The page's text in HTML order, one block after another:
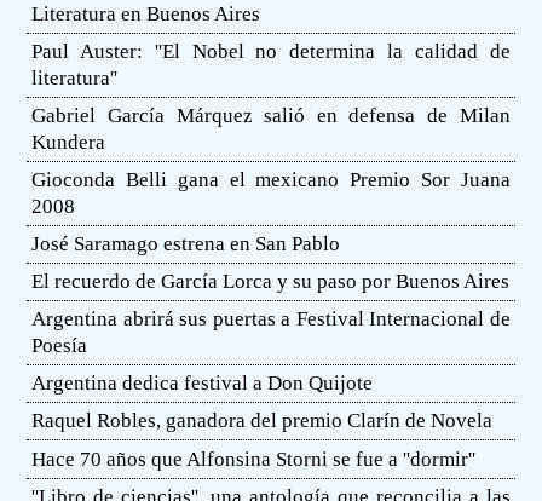
Literatura en Buenos Aires
Paul Auster: ''El Nobel no determina la calidad de
literatura''
Gabriel García Márquez salió en defensa de Milan
Kundera
Gioconda Belli gana el mexicano Premio Sor Juana
2008
José Saramago estrena en San Pablo
El recuerdo de García Lorca y su paso por Buenos Aires
Argentina abrirá sus puertas a Festival Internacional de
Poesía
Argentina dedica festival a Don Quijote
Raquel Robles, ganadora del premio Clarín de Novela
Hace 70 años que Alfonsina Storni se fue a ''dormir''
''Libro de ciencias'', una antología que reconcilia a las